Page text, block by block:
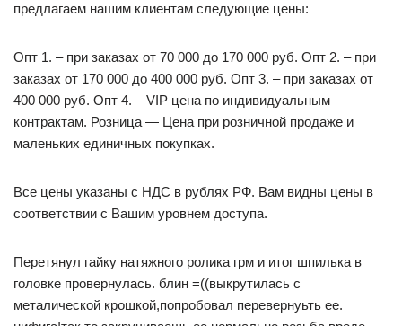
предлагаем нашим клиентам следующие цены:
Опт 1. – при заказах от 70 000 до 170 000 руб. Опт 2. – при
заказах от 170 000 до 400 000 руб. Опт 3. – при заказах от
400 000 руб. Опт 4. – VIP цена по индивидуальным
контрактам. Розница — Цена при розничной продаже и
маленьких единичных покупках.
Все цены указаны с НДС в рублях РФ. Вам видны цены в
соответствии с Вашим уровнем доступа.
Перетянул гайку натяжного ролика грм и итог шпилька в
головке провернулась. блин =((выкрутилась с
металической крошкой,попробовал перевернуьть ее.